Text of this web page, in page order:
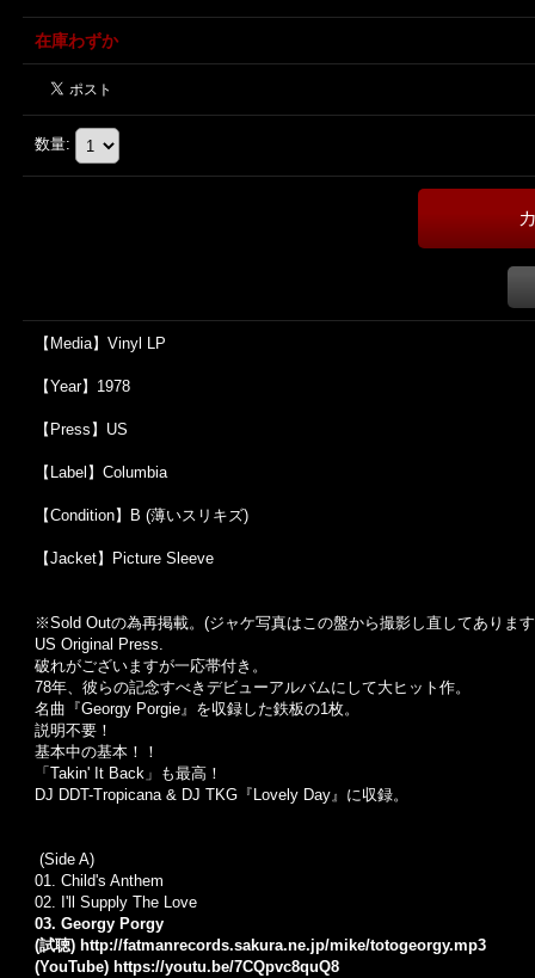
在庫わずか
数量:
【Media】Vinyl LP
【Year】1978
【Press】US
【Label】Columbia
【Condition】B (薄いスリキズ)
【Jacket】Picture Sleeve
※Sold Outの為再掲載。 (ジャケ写真はこの盤から撮影し直してありま
US Original Press.
破れがございますが一応帯付き。
78年、彼らの記念すべきデビューアルバムにして大ヒット作。
名曲『Georgy Porgie』を収録した鉄板の1枚。
説明不要！
基本中の基本！！
「 Takin' It Back 」も最高！
DJ DDT-Tropicana & DJ TKG『Lovely Day』に収録。
(Side A)
01. Child's Anthem
02. I'll Supply The Love
03. Georgy Porgy
(試聴) http://fatmanrecords.sakura.ne.jp/mike/totogeorgy.mp3
(YouTube) https://youtu.be/7CQpvc8quQ8